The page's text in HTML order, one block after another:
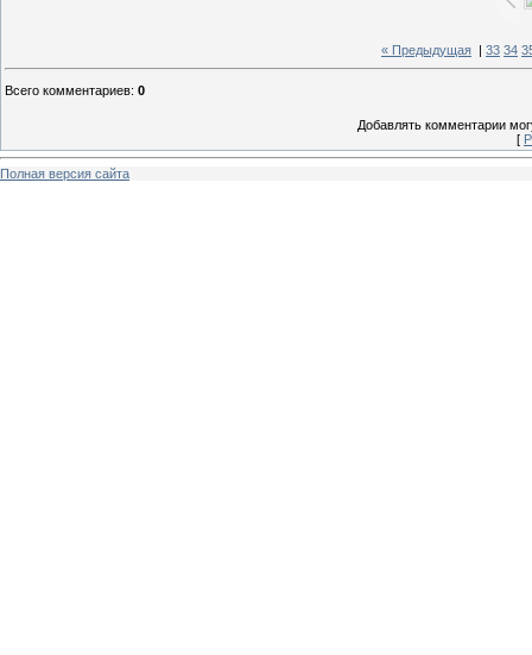
« Предыдущая 33 34
Всего комментариев: 0
Добавлять комментарии
[
Полная версия сайта